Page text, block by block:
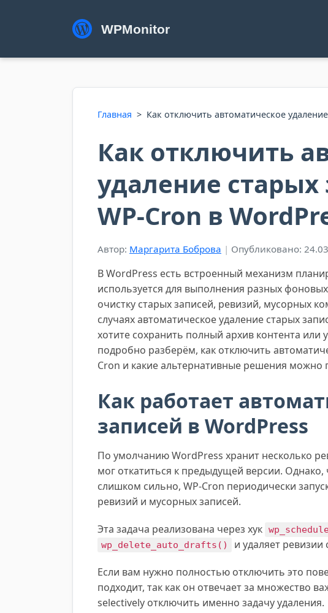
WPMonitor
Главная > Как отключить автоматическое
Как отключить
удаление старых
WP-Cron в
Автор: Маргарита Боброва | Опубликовано:
В WordPress есть встроенный механизм
используется для выполнения разных
очистку старых записей, ревизий, мусорных
случаях автоматическое удаление старых
хотите сохранить полный архив контента или
подробно разберём, как отключить
Cron и какие альтернативные решения можно
Как работает
записей в WordPress
По умолчанию WordPress хранит несколько
мог откатиться к предыдущей версии.
слишком сильно, WP-Cron периодически
ревизий и мусорных записей.
Эта задача реализована через хук
wp_delete_auto_drafts() и удаляет
Если вам нужно полностью отключить это
подходит, так как он отвечает за множество
selectively отключить именно задачу удаления.